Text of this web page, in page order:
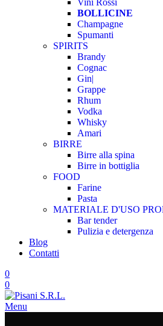
Vini Rossi
BOLLICINE
Champagne
Spumanti
SPIRITS
Brandy
Cognac
Gin|
Grappe
Rhum
Vodka
Whisky
Amari
BIRRE
Birre alla spina
Birre in bottiglia
FOOD
Farine
Pasta
MATERIALE D'USO
Bar tender
Pulizia e detergenza
Blog
Contatti
0
0
Menu